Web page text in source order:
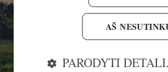
AŠ
PARODYTI